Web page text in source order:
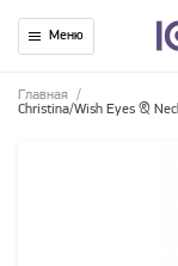
Меню
Главная
/
Christina/Wish Eyes &